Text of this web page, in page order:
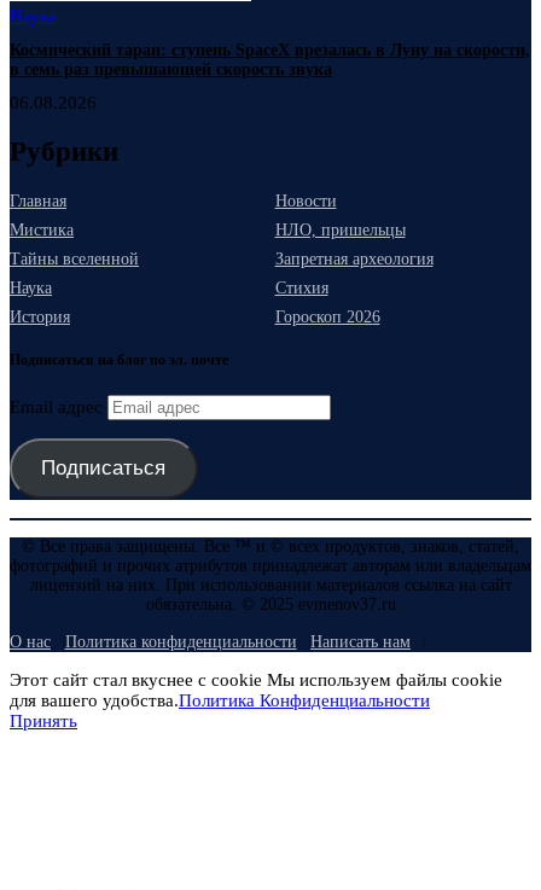
Наука
Космический таран: ступень SpaceX врезалась в Луну на скорости,
в семь раз превышающей скорость звука
06.08.2026
Рубрики
Главная
Новости
Мистика
НЛО, пришельцы
Тайны вселенной
Запретная археология
Наука
Стихия
История
Гороскоп 2026
Подписаться на блог по эл. почте
Email адрес
Подписаться
© Все права защищены. Все ™ и © всех продуктов, знаков, статей,
фотографий и прочих атрибутов принадлежат авторам или владельцам
лицензий на них. При использовании материалов ссылка на сайт
обязательна. © 2025 evmenov37.ru
О нас Политика конфиденциальности Написать нам
Этот сайт стал вкуснее с cookie Мы используем файлы cookie
для вашего удобства.Политика Конфиденциальности
Принять